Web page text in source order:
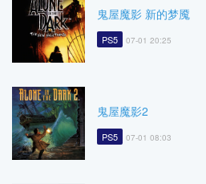
鬼屋魔影 新的梦魇
PS5 07-01 20:25
鬼屋魔影2
PS5 07-01 08:03